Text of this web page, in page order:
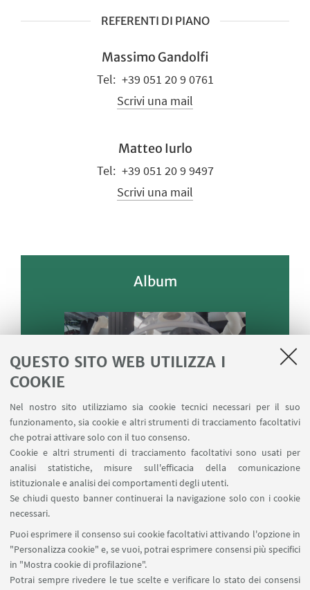
QUESTO SITO WEB UTILIZZA I
COOKIE
Nel nostro sito utilizziamo sia cookie tecnici necessari per il suo
funzionamento, sia cookie e altri strumenti di tracciamento facoltativi
che potrai attivare solo con il tuo consenso.
Cookie e altri strumenti di tracciamento facoltativi sono usati per
analisi statistiche, misure sull'efficacia della comunicazione
istituzionale e analisi dei comportamenti degli utenti.
Se chiudi questo banner continuerai la navigazione solo con i cookie
necessari.
Puoi esprimere il consenso sui cookie facoltativi attivando l'opzione in
"Personalizza cookie" e, se vuoi, potrai esprimere consensi più specifici
in "Mostra cookie di profilazione".
Potrai sempre rivedere le tue scelte e verificare lo stato dei consensi
REFERENTI DI PIANO
Massimo Gandolfi
+39 051 20 9 0761
Scrivi una mail
Matteo Iurlo
+39 051 20 9 9497
Scrivi una mail
Album